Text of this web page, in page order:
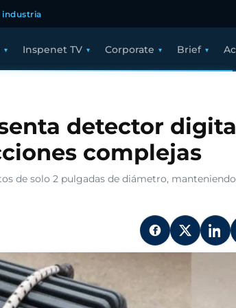
industria
Inspenet TV Corporate Brief
detector
complejas
de solo 2 pulgadas de diámetro,